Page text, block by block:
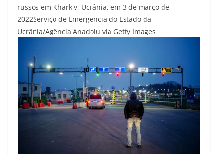
russos em Kharkiv, Ucrânia, em 3 de março de
2022Serviço de Emergência do Estado da
Ucrânia/Agência Anadolu via Getty Images